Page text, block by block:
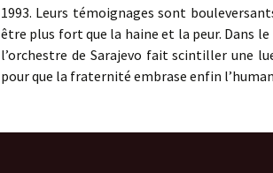
1993. Leurs témoignages sont
être plus fort que la haine et la peur. Dans
l’orchestre de Sarajevo fait scintiller une
pour que la fraternité embrase enfin